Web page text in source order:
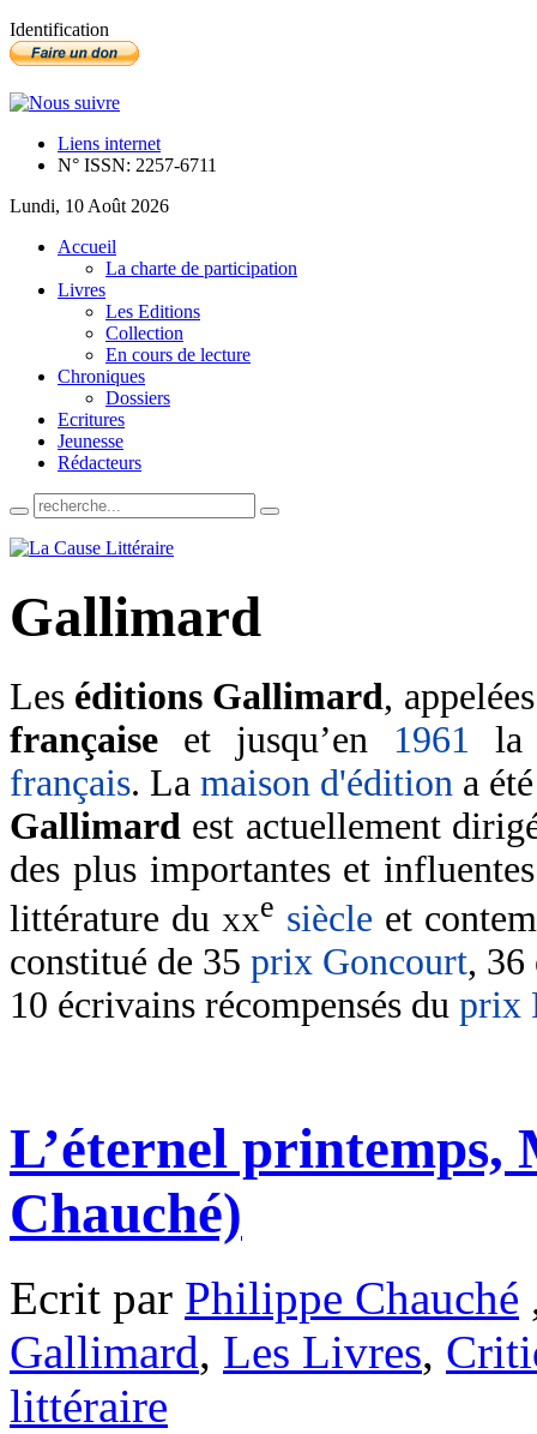
Identification
Liens internet
N° ISSN: 2257-6711
Lundi, 10 Août 2026
Accueil
La charte de participation
Livres
Les Editions
Collection
En cours de lecture
Chroniques
Dossiers
Ecritures
Jeunesse
Rédacteurs
Gallimard
Les éditions Gallimard,
française et jusqu’en 1961
français. Lamaison d'édition a
Gallimard est actuellement
des plus importantes et
littérature du xxe siècle et
constitué de 35 prix Goncourt,
10 écrivains récompensés du prix
L’éternel
Chauché)
Ecrit par Philippe Chauché
Gallimard, Les Livres,
littéraire